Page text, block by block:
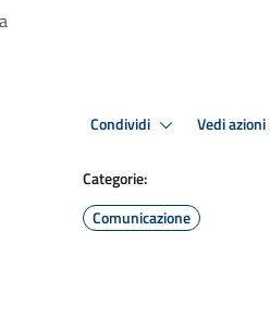
Condividi Vedi azioni
Categorie:
Comunicazione